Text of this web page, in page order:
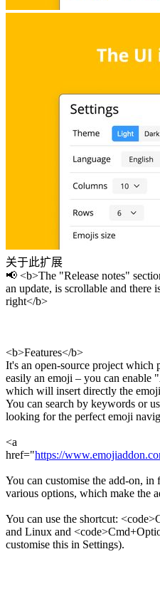
关于此扩展
📢 <b>The "Release notes"
an update, is scrollable and
right</b>
<b>Features</b>
It's an open-source project which
easily an emoji – you can enable
which will insert directly the
You can search by keywords or
looking for the perfect emoji
<a
href="https://
You can customise the add-on, in
various options, which make the
You can use the shortcut:
and Linux and
customise this in Settings).